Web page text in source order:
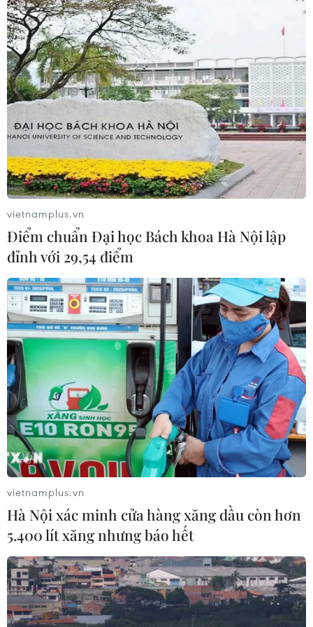
12/09/2023 23:29
OPEC dự báo cầu dầu thô toàn cầu sẽ tăng 2,25 triệu
thùng/ngày trong năm 2024, so với mức dự báo tăng
2,44 triệu thùng/ngày của năm 2023.
vietnamplus.vn
Điểm chuẩn Đại học Bách khoa Hà Nội lập
đỉnh với 29,54 điểm
vietnamplus.vn
Hà Nội xác minh cửa hàng xăng dầu còn hơn
5.400 lít xăng nhưng báo hết